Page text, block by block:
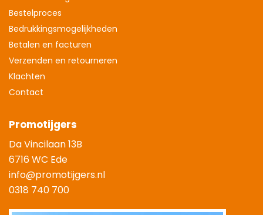
Bestelproces
Bedrukkingsmogelijkheden
Betalen en facturen
Verzenden en retourneren
Klachten
Contact
Promotijgers
Da Vincilaan 13B
6716 WC Ede
info@promotijgers.nl
0318 740 700